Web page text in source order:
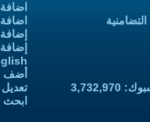
أضف
ابحث